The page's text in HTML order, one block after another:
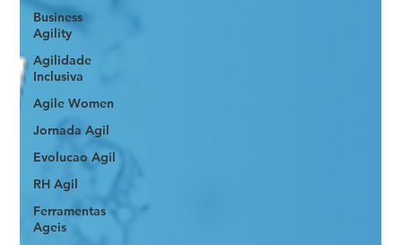
Business
Agility
Agilidade
Inclusiva
Agile Women
Jornada Agil
Evolucao Agil
RH Agil
Ferramentas
Ageis